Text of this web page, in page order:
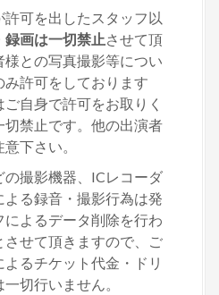
可を出したスタッフ以
録画は一切禁止させて頂
との写真撮影等につい
許可をしております
自身で許可をお取りく
禁止です。他の出演者
下さい。
撮影機器、ICレコーダ
る録音・撮影行為は発
によるデータ削除を行わ
せて頂きますので、ご
るチケット代金・ドリ
切行いません。